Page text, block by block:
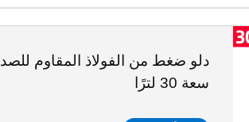
دلو ضغط من الفولاذ المقاوم للصدأ
سعة 30 لترًا